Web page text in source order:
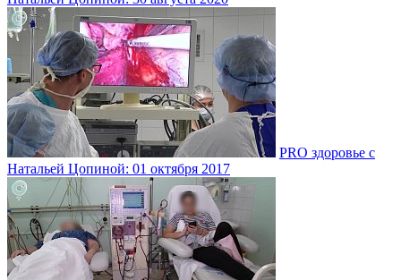
PRO здоровье с
Натальей Цопиной: 01 октября 2017